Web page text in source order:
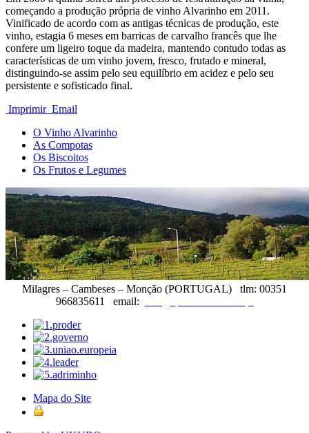
começando a produção própria de vinho Alvarinho em 2011.
Vinificado de acordo com as antigas técnicas de produção, este
vinho, estagia 6 meses em barricas de carvalho francês que lhe
confere um ligeiro toque da madeira, mantendo contudo todas as
características de um vinho jovem, fresco, frutado e mineral,
distinguindo-se assim pelo seu equilíbrio em acidez e pelo seu
persistente e sofisticado final.
Imprimir Email
O Vinho Alvarinho
As Compotas
Os Biscoitos
Os Frutos e Legumes
Milagres – Cambeses – Monção (PORTUGAL) tlm: 00351
966835611 email:
Mapa do Site